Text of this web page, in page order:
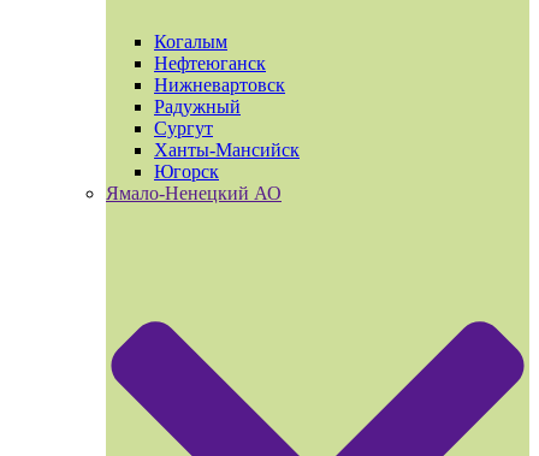
Когалым
Нефтеюганск
Нижневартовск
Радужный
Сургут
Ханты-Мансийск
Югорск
Ямало-Ненецкий АО